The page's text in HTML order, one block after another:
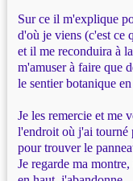
Sur ce il m'explique
d'où je viens (c'est ce
et il me reconduira à
m'amuser à faire que
le sentier botanique
Je les remercie et me
l'endroit où j'ai tourné
pour trouver le
Je regarde ma